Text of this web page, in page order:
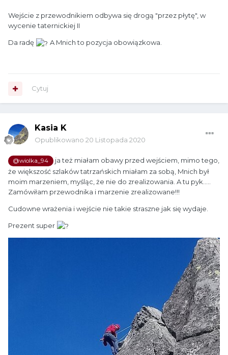
Wejście z przewodnikiem odbywa się drogą "przez płytę", w
wycenie taternickiej II
Da radę A Mnich to pozycja obowiązkowa.
Cytuj
Kasia K
Opublikowano 20 Listopada 2020
@wiolka_94
ja też miałam obawy przed wejściem, mimo tego,
że większość szlaków tatrzańskich miałam za sobą, Mnich był
moim marzeniem, myśląc, że nie do zrealizowania. A tu pyk.....
Zamówiłam przewodnika i marzenie zrealizowane!!!
Cudowne wrażenia i wejście nie takie straszne jak się wydaje.
Prezent super